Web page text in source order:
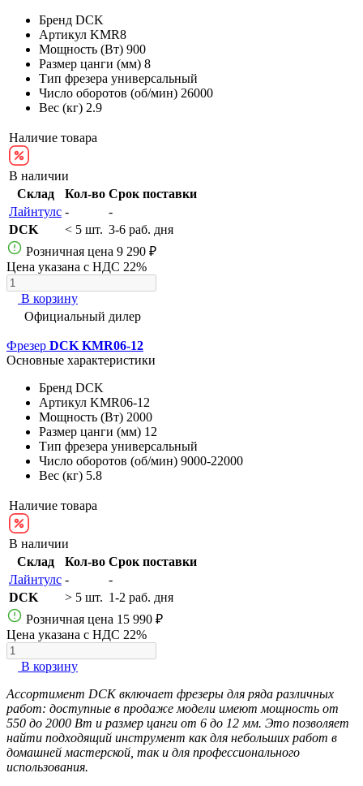
Бренд DCK
Артикул KMR8
Мощность (Вт) 900
Размер цанги (мм) 8
Тип фрезера универсальный
Число оборотов (об/мин) 26000
Вес (кг) 2.9
Наличие товара
В наличии
Склад
Кол-во Срок поставки
Лайнтулс -
-
DCK
< 5 шт. 3-6 раб. дня
Розничная цена 9 290 ₽
Цена указана с НДС 22%
В корзину
Официальный дилер
Фрезер DCK KMR06-12
Основные характеристики
Бренд DCK
Артикул KMR06-12
Мощность (Вт) 2000
Размер цанги (мм) 12
Тип фрезера универсальный
Число оборотов (об/мин) 9000-22000
Вес (кг) 5.8
Наличие товара
В наличии
Склад
Кол-во Срок поставки
Лайнтулс -
-
DCK
> 5 шт. 1-2 раб. дня
Розничная цена 15 990 ₽
Цена указана с НДС 22%
В корзину
Ассортимент DCK включает фрезеры для ряда различных
работ: доступные в продаже модели имеют мощность от
550 до 2000 Вт и размер цанги от 6 до 12 мм. Это позволяет
найти подходящий инструмент как для небольших работ в
домашней мастерской, так и для профессионального
использования.